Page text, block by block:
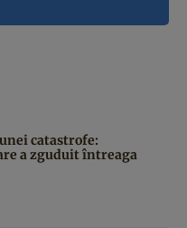
catastrofe:
a zguduit întreaga